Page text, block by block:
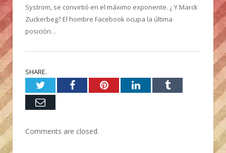
Systrom, se convirtió en el máximo exponente. ¿ Y Marck
Zuckerbeg? El hombre Facebook ocupa la última
posición…
SHARE.
TwitterFacebookPinterestLinkedInTumblr
Email
Comments are closed.